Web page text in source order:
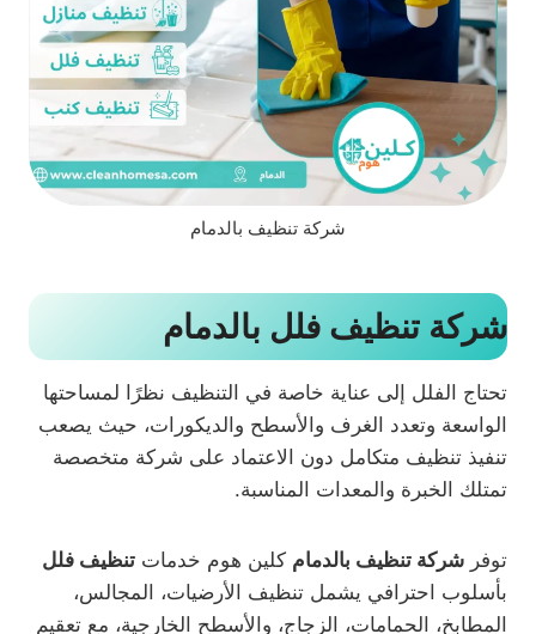
شركة تنظيف بالدمام
شركة تنظيف فلل بالدمام
تحتاج الفلل إلى عناية خاصة في التنظيف نظرًا لمساحتها
الواسعة وتعدد الغرف والأسطح والديكورات، حيث يصعب
تنفيذ تنظيف متكامل دون الاعتماد على شركة متخصصة
تمتلك الخبرة والمعدات المناسبة.
توفر شركة تنظيف بالدمام كلين هوم خدمات تنظيف فلل
بأسلوب احترافي يشمل تنظيف الأرضيات، المجالس،
المطابخ، الحمامات، الزجاج، والأسطح الخارجية، مع تعقيم